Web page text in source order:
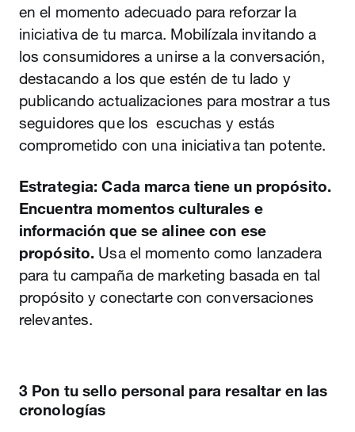
en el momento adecuado para reforzar la
iniciativa de tu marca. Mobilízala invitando a
los consumidores a unirse a la conversación,
destacando a los que estén de tu lado y
publicando actualizaciones para mostrar a tus
seguidores que los escuchas y estás
comprometido con una iniciativa tan potente.
Estrategia: Cada marca tiene un propósito.
Encuentra momentos culturales e
información que se alinee con ese
propósito. Usa el momento como lanzadera
para tu campaña de marketing basada en tal
propósito y conectarte con conversaciones
relevantes.
3 Pon tu sello personal para resaltar en las
cronologías